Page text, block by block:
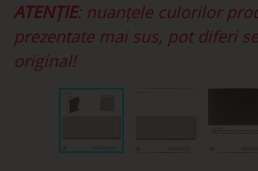
ATENȚIE: nuanțele culorilor
prezentate mai sus, pot diferi
original!